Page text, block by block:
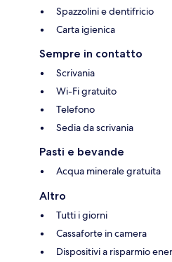
Spazzolini e dentifricio
Carta igienica
Sempre in contatto
Scrivania
Wi-Fi gratuito
Telefono
Sedia da scrivania
Pasti e bevande
Acqua minerale gratuita
Altro
Tutti i giorni
Cassaforte in camera
Dispositivi a risparmio